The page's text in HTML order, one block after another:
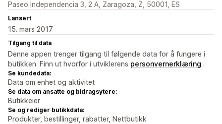
Paseo Independencia 3, 2 A, Zaragoza, Z, 50001, ES
Lansert
15. mars 2017
Tilgang til data
Denne appen trenger tilgang til følgende data for å fungere i
butikken. Finn ut hvorfor i utviklerens personvernerklæring .
Se kundedata:
Data om enhet og aktivitet
Se data om ansatte og bidragsytere:
Butikkeier
Se og rediger butikkdata:
Produkter, bestillinger, rabatter, Nettbutikk